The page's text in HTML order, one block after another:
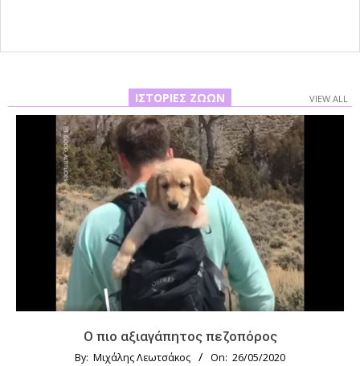
ΙΣΤΟΡΊΕΣ ΖΏΩΝ VIEW ALL
Ο πιο αξιαγάπητος πεζοπόρος
By: Μιχάλης Λεωτσάκος On: 26/05/2020